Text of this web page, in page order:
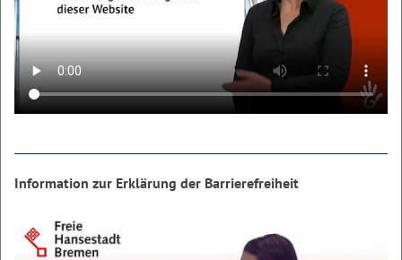
Information zur Erklärung der Barrierefreiheit